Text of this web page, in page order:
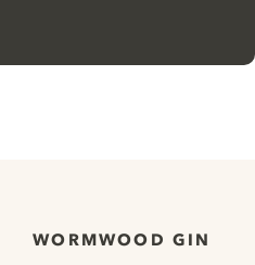
WORMWOOD GIN